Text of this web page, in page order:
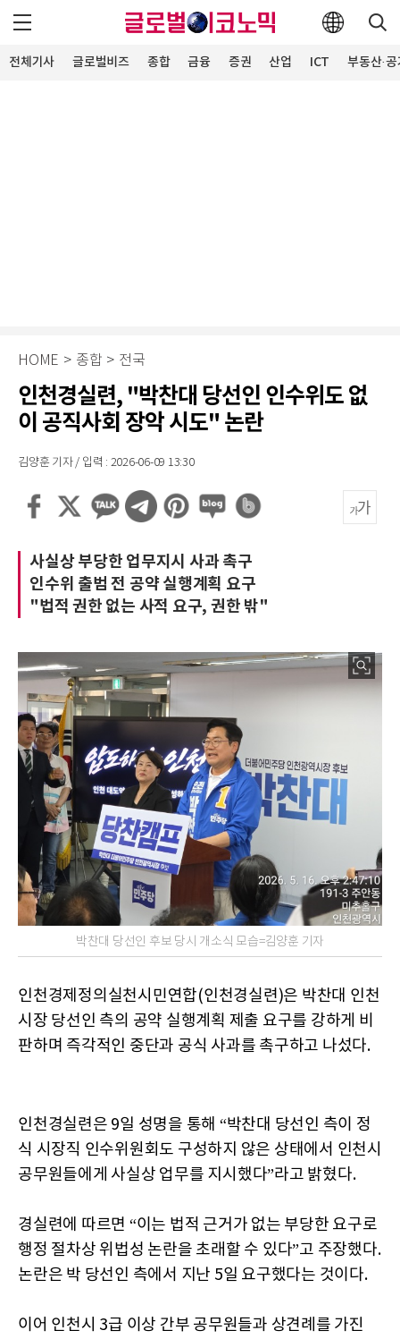
전체기사 글로벌비즈 종합 금융 증권 산업 ICT 부동산·
HOME > 종합 > 전국
인천경실련, "박찬대 당선인 인수위도 없
이 공직사회 장악 시도" 논란
김양훈 기자 / 입력 : 2026-06-09 13:30
사실상 부당한 업무지시 사과 촉구
인수위 출범 전 공약 실행계획 요구
"법적 권한 없는 사적 요구, 권한 밖"
박찬대 당선인 후보 당시 개소식 모습=김양훈 기자
인천경제정의실천시민연합(인천경실련)은 박찬대 인천
시장 당선인 측의 공약 실행계획 제출 요구를 강하게 비
판하며 즉각적인 중단과 공식 사과를 촉구하고 나섰다.
인천경실련은 9일 성명을 통해 “박찬대 당선인 측이 정
식 시장직 인수위원회도 구성하지 않은 상태에서 인천시
공무원들에게 사실상 업무를 지시했다”라고 밝혔다.
경실련에 따르면 “이는 법적 근거가 없는 부당한 요구로
행정 절차상 위법성 논란을 초래할 수 있다”고 주장했다.
논란은 박 당선인 측에서 지난 5일 요구했다는 것이다.
이어 인천시 3급 이상 간부 공무원들과 상견례를 가진